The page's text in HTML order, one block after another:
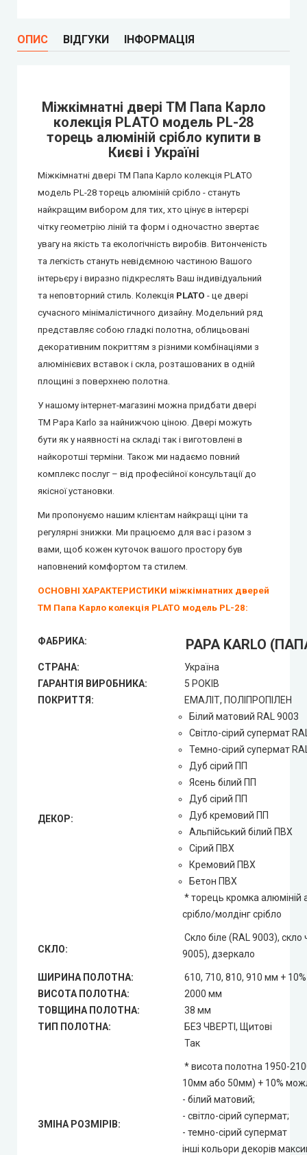
Gorgania (Горганія)
EcoDoors (Екодорс)
ОПИС ВІДГУКИ ІНФОРМАЦІЯ
Міжкімнатні двері ТМ Папа Карло
колекція PLATO модель PL-28
торець алюміній срібло купити в
Києві і Україні
Міжкімнатні двері ТМ Папа Карло колекція PLATO
модель PL-28 торець алюміній срібло - стануть
найкращим вибором для тих, хто цінує в інтерєрі
чітку геометрію ліній та форм і одночастно звертає
увагу на якість та екологічність виробів. Витонченість
та легкість стануть невідємною частиною Вашого
інтерьєру і виразно підкреслять Ваш індивідуальний
та неповторний стиль. Колекція PLATO - це двері
сучасного мінімалістичного дизайну. Модельний ряд
представляє собою гладкі полотна, облицьовані
декоративним покриттям з різними комбінаціями з
алюмінієвих вставок і скла, розташованих в одній
площині з поверхнею полотна.
У нашому інтернет-магазині можна придбати двері
ТМ Papa Karlo за найнижчою ціною. Двері можуть
бути як у наявності на складі так і виготовлені в
найкоротші терміни. Також ми надаємо повний
комплекс послуг – від професійної консультації до
якісної установки.
Ми пропонуємо нашим клієнтам найкращі ціни та
регулярні знижки. Ми працюємо для вас і разом з
вами, щоб кожен куточок вашого простору був
наповнений комфортом та стилем.
ОСНОВНІ ХАРАКТЕРИСТИКИ міжкімнатних дверей
ТМ Папа Карло колекція PLATO модель PL-28:
ФАБРИКА: PAPA KARLO
СТРАНА:
Україна
ГАРАНТІЯ ВИРОБНИКА:
5 РОКІВ
ПОКРИТТЯ:
ЕМАЛІТ, ПОЛІПРОПІЛЕН
ДЕКОР:
Білий матовий RAL 9003
Світло-сірий супермат
Темно-сірий супермат
Дуб сірий ПП
Ясень білий ПП
Дуб сірий ПП
Дуб кремовий ПП
Альпійський білий ПВХ
Сірий ПВХ
Кремовий ПВХ
Бетон ПВХ
* торець кромка алюміній
срібло/молдінг срібло
СКЛО:
Скло біле (RAL 9003), скло
9005), дзеркало
ШИРИНА ПОЛОТНА:
610, 710, 810, 910 мм + 10%
ВИСОТА ПОЛОТНА:
2000 мм
ТОВЩИНА ПОЛОТНА:
38 мм
ТИП ПОЛОТНА:
БЕЗ ЧВЕРТІ, Щитові
ЗМІНА РОЗМІРІВ:
Так
* висота полотна 1950-
10мм або 50мм) + 10%
- білий матовий;
- світло-сірий супермат;
- темно-сірий супермат
інші кольори декорів